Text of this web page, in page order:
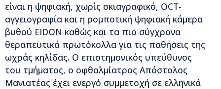
είναι η ψηφιακή, χωρίς σκιαγραφικό, OCT-
αγγειογραφία και η ρομποτική ψηφιακή κάμερα
βυθού EIDON καθώς και τα πιο σύγχρονα
θεραπευτικά πρωτόκολλα για τις παθήσεις της
ωχράς κηλίδας. Ο επιστημονικός υπεύθυνος
του τμήματος, ο οφθαλμίατρος Απόστολος
Μανιατέας έχει ενεργό συμμετοχή σε ελληνικά